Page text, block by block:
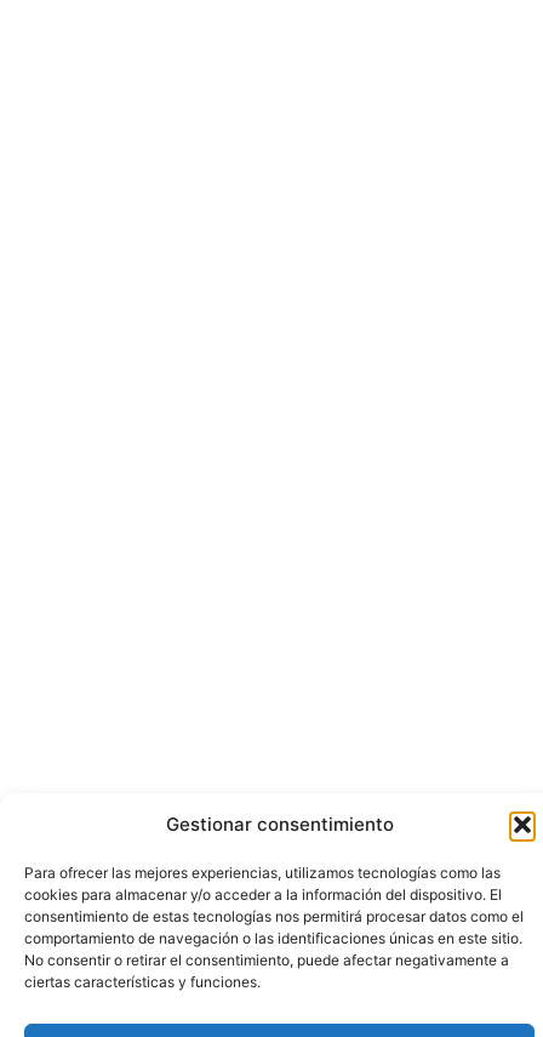
Gestionar consentimiento
Para ofrecer las mejores experiencias, utilizamos tecnologías como las
cookies para almacenar y/o acceder a la información del dispositivo. El
consentimiento de estas tecnologías nos permitirá procesar datos como el
comportamiento de navegación o las identificaciones únicas en este sitio.
No consentir o retirar el consentimiento, puede afectar negativamente a
ciertas características y funciones.